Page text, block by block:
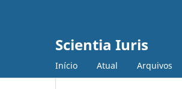
Scientia Iuris
Início Atual Arquivos